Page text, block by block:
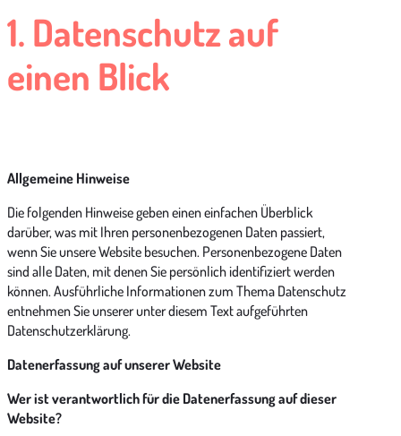
1. Datenschutz auf
einen Blick
Allgemeine Hinweise
Die folgenden Hinweise geben einen einfachen Überblick
darüber, was mit Ihren personenbezogenen Daten passiert,
wenn Sie unsere Website besuchen. Personenbezogene Daten
sind alle Daten, mit denen Sie persönlich identifiziert werden
können. Ausführliche Informationen zum Thema Datenschutz
entnehmen Sie unserer unter diesem Text aufgeführten
Datenschutzerklärung.
Datenerfassung auf unserer Website
Wer ist verantwortlich für die Datenerfassung auf dieser
Website?